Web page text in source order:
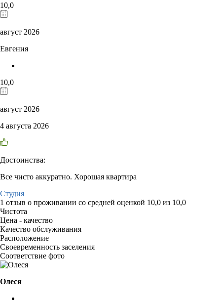
10,0
август 2026
Евгения
10,0
август 2026
4 августа 2026
Достоинства:
Все чисто аккуратно. Хорошая квартира
Студия
1 отзыв о проживании со средней оценкой 10,0 из 10,0
Чистота
Цена - качество
Качество обслуживания
Расположение
Своевременность заселения
Соответствие фото
Олеся